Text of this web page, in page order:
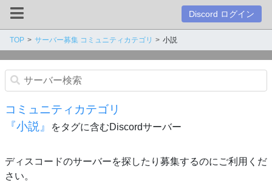
Discord ログイン
TOP サーバー募集 コミュニティカテゴリ 小説
コミュニティカテゴリ
『小説』
をタグに含むDiscordサーバー
ディスコードのサーバーを探したり募集するのにご利用くだ
さい。